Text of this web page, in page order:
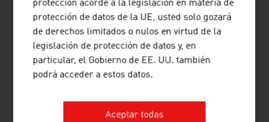
VISIBILIDAD Y PRESTIGIO PARA
LA EXPORTACIÓN AUSTRIACA
ADVANTAGE AUSTRIA distingue cada año
a las empresas austriacas con mayor
éxito sostenido en los mercados globales a
través del premio a la exportación.
protección acorde a la legislación en materia de
protección de datos de la UE, usted solo gozará
de derechos limitados o nulos en virtud de la
legislación de protección de datos y, en
particular, el Gobierno de EE. UU. también
podrá acceder a estos datos.
Aceptar todas